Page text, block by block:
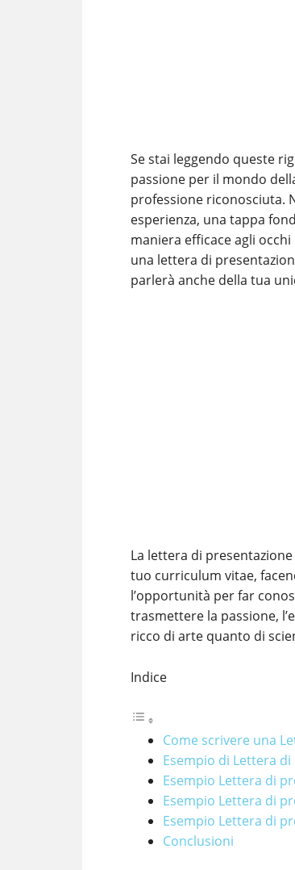
Se stai leggendo queste
passione per il mondo
professione riconosciuta.
esperienza, una tappa
maniera efficace agli
una lettera di
parlerà anche della tua
La lettera di
tuo curriculum vitae,
l’opportunità per far
trasmettere la passione,
ricco di arte quanto di
Indice
Come scrivere una
Esempio di Lettera
Esempio Lettera di
Esempio Lettera di
Esempio Lettera di
Conclusioni